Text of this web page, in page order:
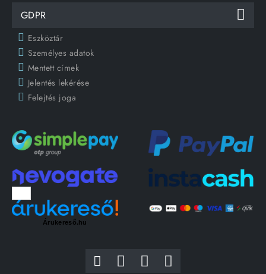
GDPR
Eszköztár
Személyes adatok
Mentett címek
Jelentés lekérése
Felejtés joga
Árukereső.hu